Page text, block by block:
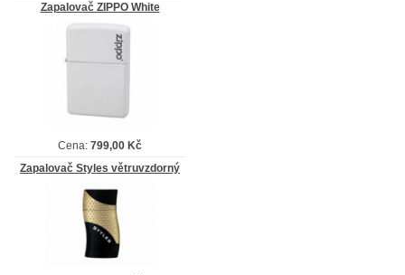
Zapalovač ZIPPO White
Cena: 799,00 Kč
Zapalovač Styles větruvzdorný